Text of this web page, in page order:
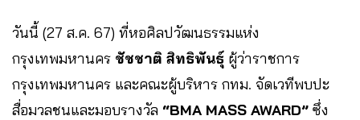
วันนี้ (27 ส.ค. 67) ที่หอศิลปวัฒนธรรมแห่ง
กรุงเทพมหานคร ชัชชาติ สิทธิพันธุ์ ผู้ว่าราชการ
กรุงเทพมหานคร และคณะผู้บริหาร กทม. จัดเวทีพบปะ
สื่อมวลชนและมอบรางวัล “BMA MASS AWARD” ซึ่ง